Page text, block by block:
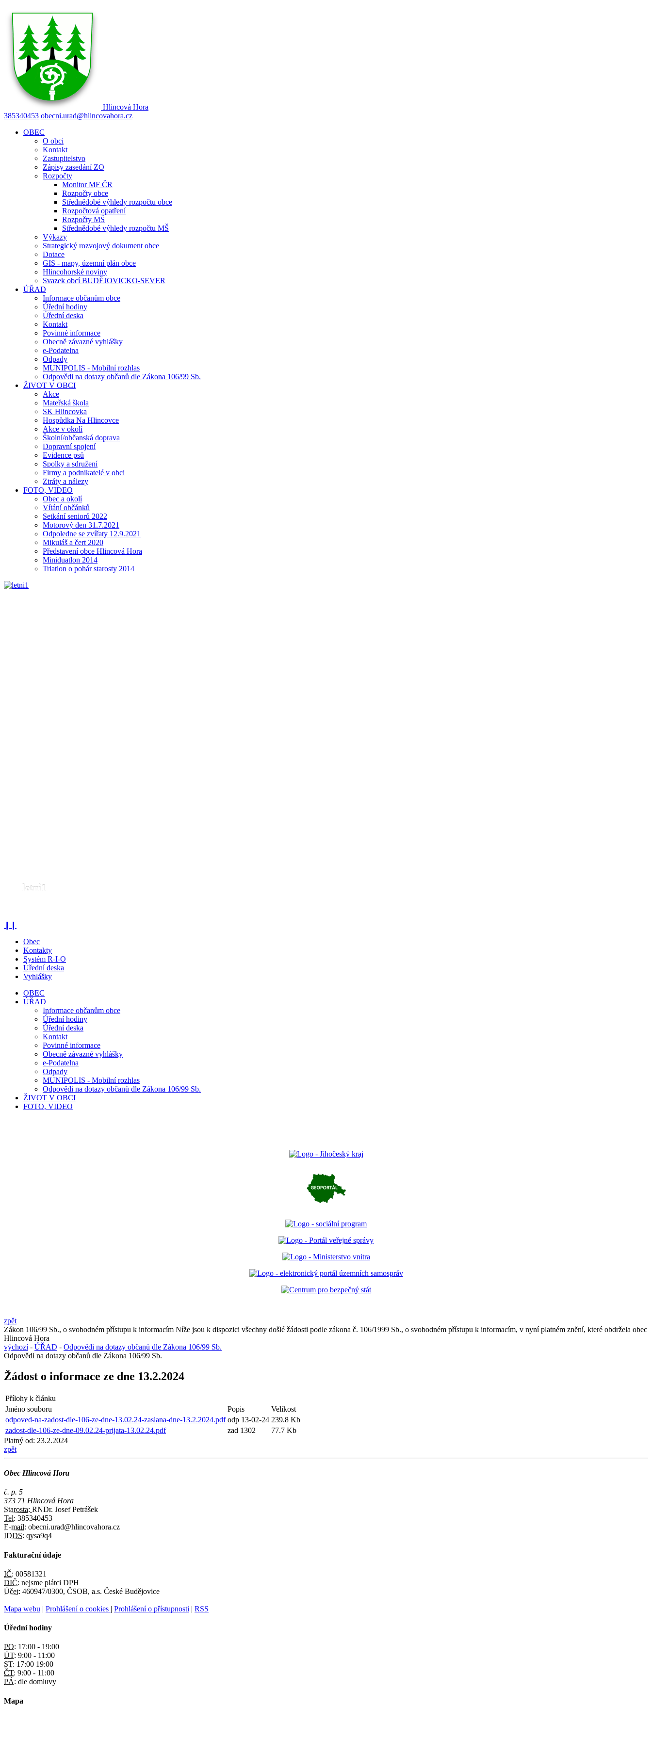
Hlincová Hora
385340453 obecni.urad@hlincovahora.cz
OBEC
O obci
Kontakt
Zastupitelstvo
Zápisy zasedání ZO
Rozpočty
Monitor MF ČR
Rozpočty obce
Střednědobé výhledy rozpočtu obce
Rozpočtová opatření
Rozpočty MŠ
Střednědobé výhledy rozpočtu MŠ
Výkazy
Strategický rozvojový dokument obce
Dotace
GIS - mapy, územní plán obce
Hlincohorské noviny
Svazek obcí BUDĚJOVICKO-SEVER
ÚŘAD
Informace občanům obce
Úřední hodiny
Úřední deska
Kontakt
Povinné informace
Obecně závazné vyhlášky
e-Podatelna
Odpady
MUNIPOLIS - Mobilní rozhlas
Odpovědi na dotazy občanů dle Zákona 106/99 Sb.
ŽIVOT V OBCI
Akce
Mateřská škola
SK Hlincovka
Hospůdka Na Hlincovce
Akce v okolí
Školní/občanská doprava
Dopravní spojení
Evidence psů
Spolky a sdružení
Firmy a podnikatelé v obci
Ztráty a nálezy
FOTO, VIDEO
Obec a okolí
Vítání občánků
Setkání seniorů 2022
Motorový den 31.7.2021
Odpoledne se zvířaty 12.9.2021
Mikuláš a čert 2020
Představení obce Hlincová Hora
Miniduatlon 2014
Triatlon o pohár starosty 2014
letni1
Obec
Kontakty
Systém R-I-O
Úřední deska
Vyhlášky
OBEC
ÚŘAD
Informace občanům obce
Úřední hodiny
Úřední deska
Kontakt
Povinné informace
Obecně závazné vyhlášky
e-Podatelna
Odpady
MUNIPOLIS - Mobilní rozhlas
Odpovědi na dotazy občanů dle Zákona 106/99 Sb.
ŽIVOT V OBCI
FOTO, VIDEO
zpět
Zákon 106/99 Sb., o svobodném přístupu k informacím Níže jsou k dispozici všechny došlé žádosti podle zákona č. 106/1999 Sb., o svobodném přístupu k informacím, v nyní platném znění, které obdržela obec
Hlincová Hora
výchozí- ÚŘAD - Odpovědi na dotazy občanů dle Zákona 106/99 Sb.
Odpovědi na dotazy občanů dle Zákona 106/99 Sb.
Žádost o informace ze dne 13.2.2024
Přílohy k článku
Jméno souboru
Popis
Velikost
odpoved-na-zadost-dle-106-ze-dne-13.02.24-zaslana-dne-13.2.2024.pdf odp 13-02-24 239.8 Kb
zadost-dle-106-ze-dne-09.02.24-prijata-13.02.24.pdf
zad 1302
77.7 Kb
Platný od: 23.2.2024
zpět
Obec Hlincová Hora
č. p. 5
373 71 Hlincová Hora
Starosta: RNDr. Josef Petrášek
Tel: 385340453
E-mail: obecni.urad@hlincovahora.cz
IDDS: qysa9q4
Fakturační údaje
IČ: 00581321
DIČ: nejsme plátci DPH
Účet: 460947/0300, ČSOB, a.s. České Budějovice
Mapa webu | Prohlášení o cookies | Prohlášení o přístupnosti | RSS
Úřední hodiny
PO: 17:00 - 19:00
ÚT: 9:00 - 11:00
ST: 17:00 19:00
ČT: 9:00 - 11:00
PÁ: dle domluvy
Mapa